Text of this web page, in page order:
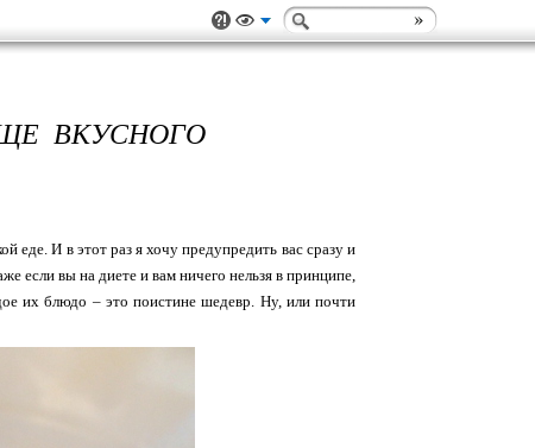
ВКУСНОГО
еде. И в этот раз я хочу предупредить вас сразу и
если вы на диете и вам ничего нельзя в принципе,
их блюдо – это поистине шедевр. Ну, или почти